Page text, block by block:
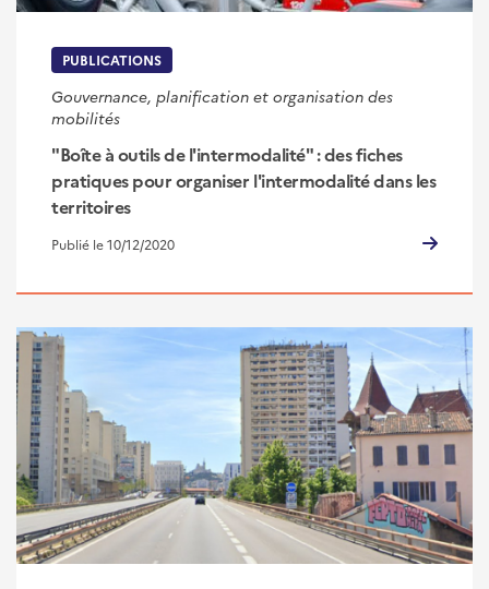
PUBLICATIONS
Gouvernance, planification et organisation des
mobilités
"Boîte à outils de l'intermodalité" : des fiches
pratiques pour organiser l'intermodalité dans les
territoires
Publié le 10/12/2020